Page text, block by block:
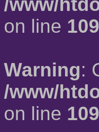
on line 109
Warning:
/www/
on line 109